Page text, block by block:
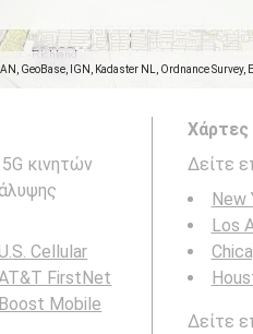
GeoBase, IGN, Kadaster NL, Ordnance
κινητών
Cellular
FirstNet
Boost Mobile
Χάρτες
Δείτε
New
Los
Δείτε